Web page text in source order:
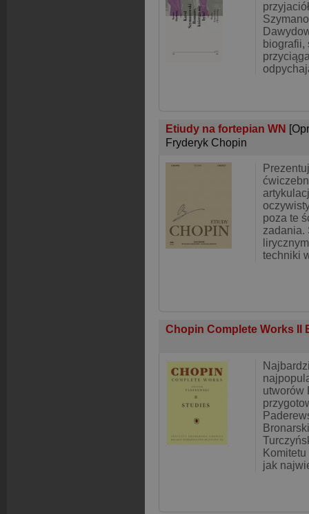
biografii,
Etiudy na fortepian WN
Fryderyk Chopin
poza te
zadania.
techniki
Chopin Complete Works II
utworów
jak